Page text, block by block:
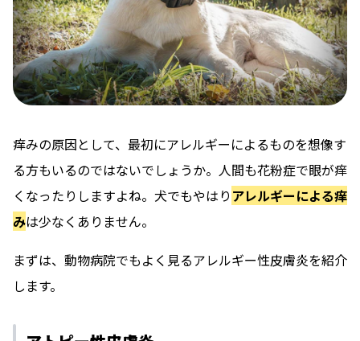
痒みの原因として、最初にアレルギーによるものを想像す
る方もいるのではないでしょうか。人間も花粉症で眼が痒
くなったりしますよね。犬でもやはり アレルギーによる痒
みは少なくありません。
まずは、動物病院でもよく見るアレルギー性皮膚炎を紹介
します。